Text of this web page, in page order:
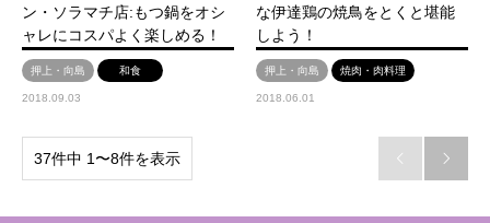
ン・ソラマチ店:もつ鍋をオシ
ャレにコスパよく楽しめる！
押上・向島 和食
2018.09.03
な伊達鶏の焼鳥をとくと堪能
しよう！
押上・向島 焼肉・肉料理
2018.06.01
37件中 1〜8件を表示  